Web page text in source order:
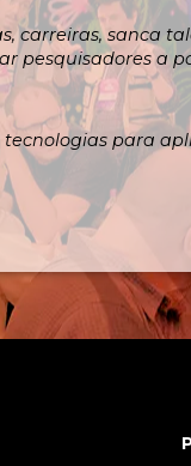
carreiras, sanca
pesquisadores a
tecnologias para